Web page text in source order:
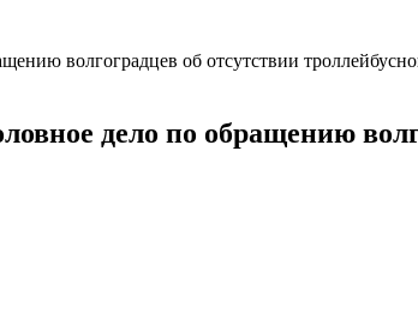
волгоградцев об отсутствии
дело по обращению